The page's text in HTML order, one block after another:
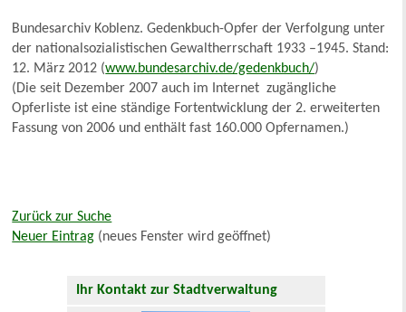
Bundesarchiv Koblenz. Gedenkbuch-Opfer der Verfolgung unter
der nationalsozialistischen Gewaltherrschaft 1933 –1945. Stand:
12. März 2012 (www.bundesarchiv.de/gedenkbuch/)
(Die seit Dezember 2007 auch im Internet zugängliche
Opferliste ist eine ständige Fortentwicklung der 2. erweiterten
Fassung von 2006 und enthält fast 160.000 Opfernamen.)
Zurück zur Suche
Neuer Eintrag (neues Fenster wird geöffnet)
Ihr Kontakt zur Stadtverwaltung